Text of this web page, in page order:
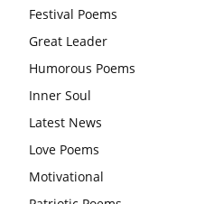
करना चाहिए और उन्हें पूजनीय दृष्टि से
वट सावित्री पूजा विधि और कथा:इस
महिलाएं, करती हैं देवी सावित्री और
CBSE 12वीं परीक्षा रद्द होने का
एग्जाम पर करना चाहिए, तनाव लेने की
Festival Poems
Great Leader
Humorous Poems
Inner Soul
Latest News
Love Poems
Motivational